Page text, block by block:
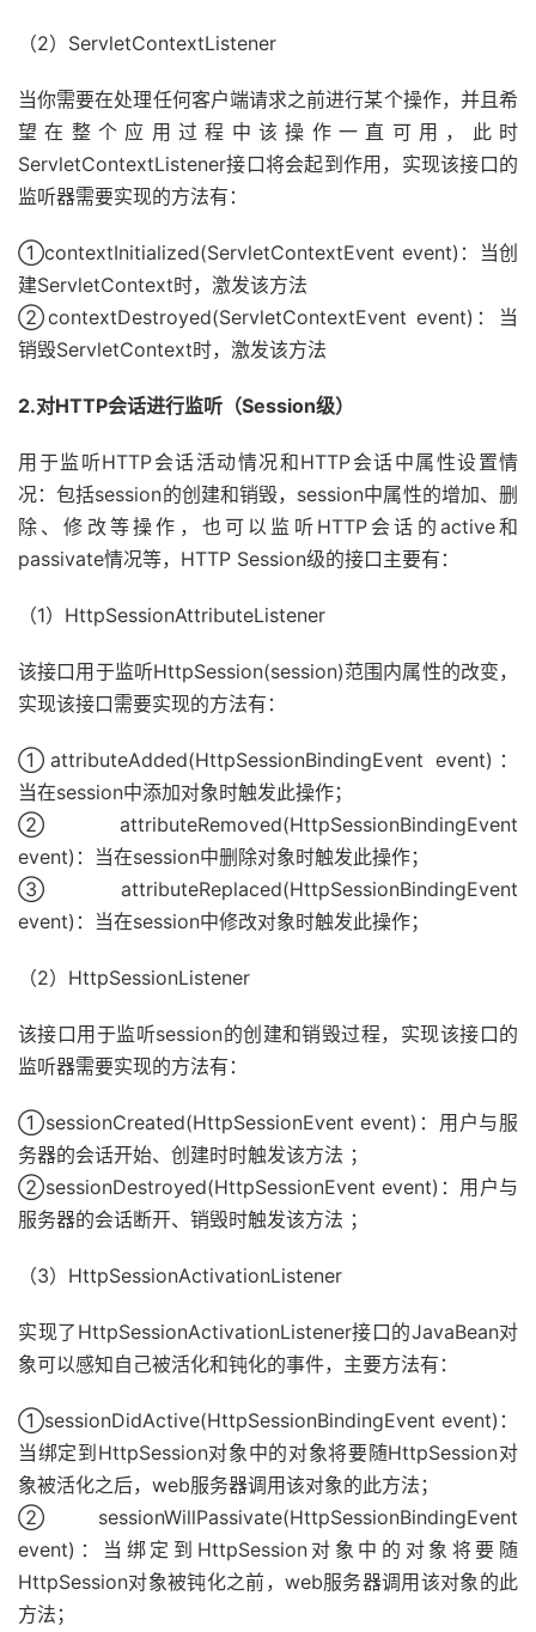
（2）ServletContextListener
当你需要在处理任何客户端请求之前进行某个操作，并且希
望在整个应用过程中该操作一直可用，此时
ServletContextListener接口将会起到作用，实现该接口的
监听器需要实现的方法有：
①contextInitialized(ServletContextEvent event)：当创
建ServletContext时，激发该方法
②contextDestroyed(ServletContextEvent event)：当
销毁ServletContext时，激发该方法
2.对HTTP会话进行监听（Session级）
用于监听HTTP会话活动情况和HTTP会话中属性设置情
况：包括session的创建和销毁，session中属性的增加、删
除、修改等操作，也可以监听HTTP会话的active和
passivate情况等，HTTP Session级的接口主要有：
（1）HttpSessionAttributeListener
该接口用于监听HttpSession(session)范围内属性的改变，
实现该接口需要实现的方法有：
①attributeAdded(HttpSessionBindingEvent event)：
当在session中添加对象时触发此操作；
②attributeRemoved(HttpSessionBindingEvent
event)：当在session中删除对象时触发此操作；
③attributeReplaced(HttpSessionBindingEvent
event)：当在session中修改对象时触发此操作；
（2）HttpSessionListener
该接口用于监听session的创建和销毁过程，实现该接口的
监听器需要实现的方法有：
①sessionCreated(HttpSessionEvent event)：用户与服
务器的会话开始、创建时时触发该方法 ；
②sessionDestroyed(HttpSessionEvent event)：用户与
服务器的会话断开、销毁时触发该方法 ；
（3）HttpSessionActivationListener
实现了HttpSessionActivationListener接口的JavaBean对
象可以感知自己被活化和钝化的事件，主要方法有：
①sessionDidActive(HttpSessionBindingEvent event)：
当绑定到HttpSession对象中的对象将要随HttpSession对
象被活化之后，web服务器调用该对象的此方法；
②sessionWillPassivate(HttpSessionBindingEvent
event)：当绑定到HttpSession对象中的对象将要随
HttpSession对象被钝化之前，web服务器调用该对象的此
方法；